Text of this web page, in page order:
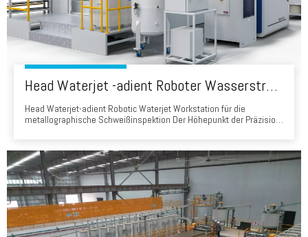
Head Waterjet -adient Roboter Wasserstrahl Workstation für die metallographische Schweißinspektion
Head Waterjet-adient Robotic Waterjet Workstation für die
metallographische Schweißinspektion Der Höhepunkt der Präzision
Schneidlösung